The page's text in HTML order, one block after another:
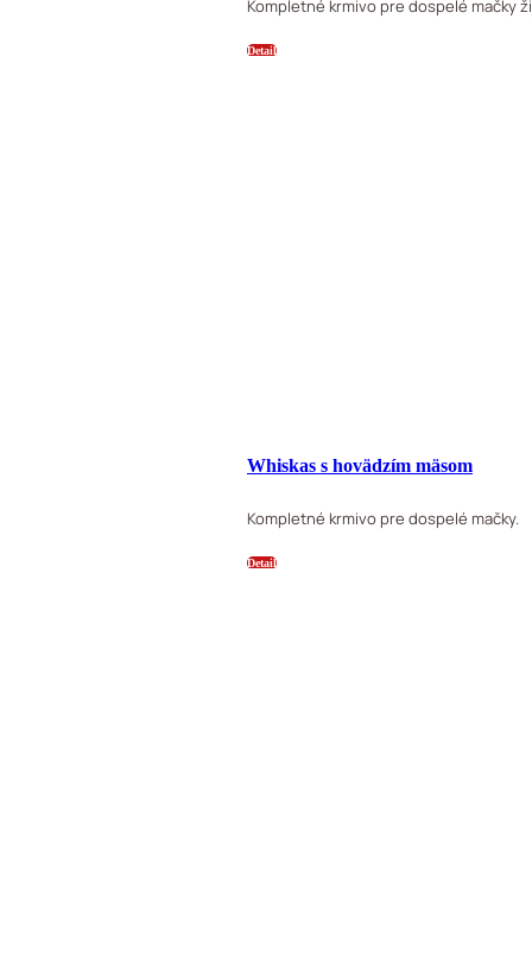
Kompletné krmivo pre dospelé mačky
Detail
Whiskas s hovädzím mäsom
Kompletné krmivo pre dospelé mačky.
Detail